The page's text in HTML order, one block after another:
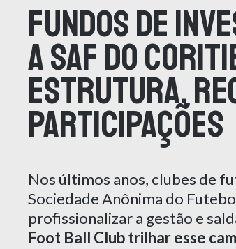
Fundos de
a SAF do
Estrutura,
Participações
Nos últimos anos, clubes de
Sociedade Anônima do
profissionalizar a gestão e
Foot Ball Club trilhar esse